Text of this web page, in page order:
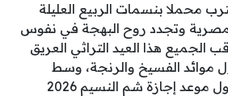
2026 يقترب محملا بنسمات الربيع العليلة
وتجدد روح البهجة في نفوس
الجميع هذا العيد التراثي العريق
موائد الفسيخ والرنجة، وسط
تساؤلات مستمرة حول موعد إجازة شم النسيم 2026